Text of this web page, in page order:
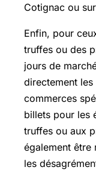
Cotignac ou
Enfin, pour
truffes ou des
jours de
directement
commerces
billets pour les
truffes ou aux
également être
les